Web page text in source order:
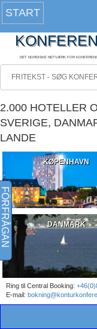
START
DET NORDISKE NETVÆRK FOR
2.000 HOTELLER
SVERIGE,
LANDE
KØPENHAVN
DANMARK
Ring til Central Booking:
E-mail:
FÖRFRÅGAN